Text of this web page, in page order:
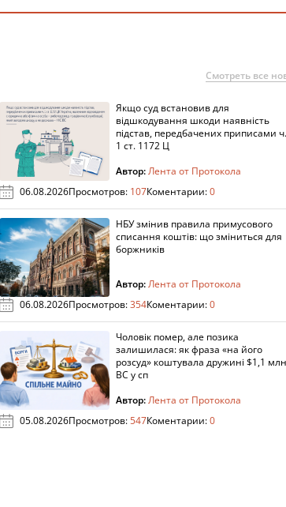
Смотреть все
Якщо суд встановив для
відшкодування шкоди наявність
підстав, передбачених приписами ч.
1 ст. 1172 Ц
Автор:Лента от Протокола
06.08.2026Просмотров: 107Коментарии:0
НБУ змінив правила примусового
списання коштів: що зміниться для
боржників
Автор:Лента от Протокола
06.08.2026Просмотров:354Коментарии:0
Чоловік помер, але позика
залишилася: як фраза «на його
розсуд» коштувала дружині $1,1
ВС у сп
Автор:Лента от Протокола
05.08.2026Просмотров:547Коментарии:0